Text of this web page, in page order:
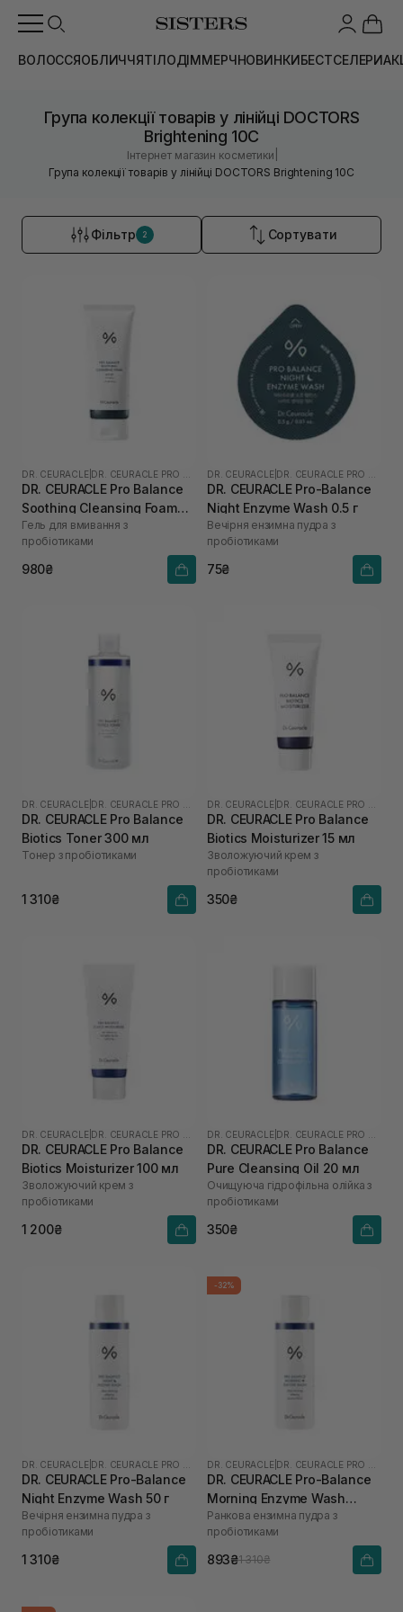
ВОЛОССЯОБЛИЧЧЯТІЛОДІММЕРЧНОВИНКИБЕСТСЕЛЕРИ
Група колекції товарів у лінійці DOCTORS
Brightening 10C
Інтернет магазин косметики
Група колекції товарів у лінійці DOCTORS Brightening 10C
Фільтр 2 Сортувати
DR. CEURACLE
DR. CEURACLE Pro Balance
Soothing Cleansing Foam
150 мл
Гель для вмивання з
пробіотиками
980₴
DR. CEURACLE
DR. CEURACLE Pro-Balance
Night Enzyme Wash 0.5 г
Вечірня ензимна пудра з
пробіотиками
75₴
DR. CEURACLE
DR. CEURACLE Pro Balance
Biotics Toner 300 мл
Тонер з пробіотиками
1 310₴
DR. CEURACLE
DR. CEURACLE Pro Balance
Biotics Moisturizer 15 мл
Зволожуючий крем з
пробіотиками
350₴
DR. CEURACLE
DR. CEURACLE Pro Balance
Biotics Moisturizer 100 мл
Зволожуючий крем з
пробіотиками
1 200₴
DR. CEURACLE
DR. CEURACLE Pro Balance
Pure Cleansing Oil 20 мл
Очищуюча гідрофільна олійка з
пробіотиками
350₴
DR. CEURACLE
DR. CEURACLE Pro-Balance
Night Enzyme Wash 50 г
Вечірня ензимна пудра з
пробіотиками
1 310₴
-32%
DR. CEURACLE
DR. CEURACLE Pro-Balance
Morning Enzyme Wash
(термін до 01.27р.) 50 г
Ранкова ензимна пудра з
пробіотиками
893₴1 310₴